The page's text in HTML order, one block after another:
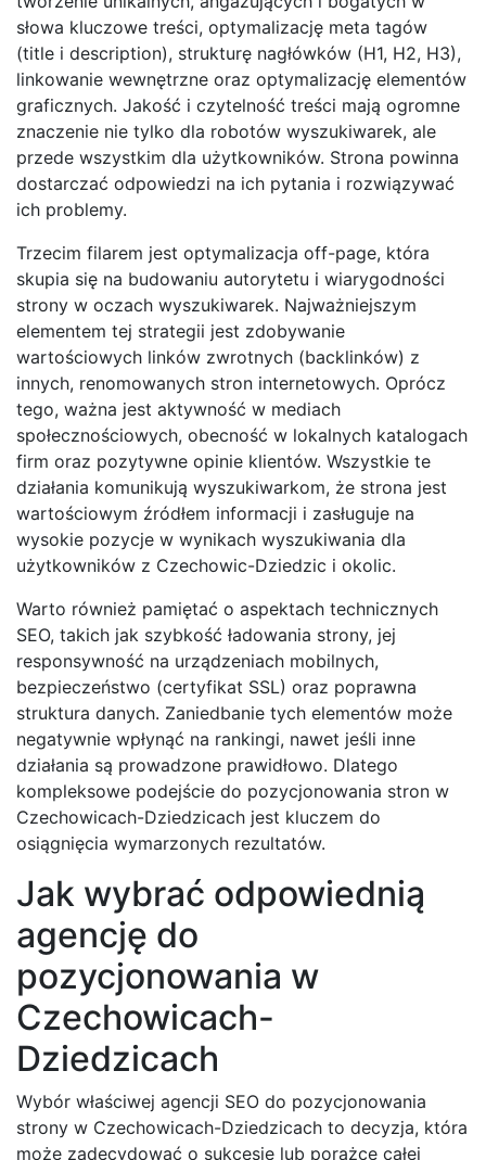
słowa kluczowe treści, optymalizację meta tagów
(title i description), strukturę nagłówków (H1, H2, H3),
linkowanie wewnętrzne oraz optymalizację elementów
graficznych. Jakość i czytelność treści mają ogromne
znaczenie nie tylko dla robotów wyszukiwarek, ale
przede wszystkim dla użytkowników. Strona powinna
dostarczać odpowiedzi na ich pytania i rozwiązywać
ich problemy.
Trzecim filarem jest optymalizacja off-page, która
skupia się na budowaniu autorytetu i wiarygodności
strony w oczach wyszukiwarek. Najważniejszym
elementem tej strategii jest zdobywanie
wartościowych linków zwrotnych (backlinków) z
innych, renomowanych stron internetowych. Oprócz
tego, ważna jest aktywność w mediach
społecznościowych, obecność w lokalnych katalogach
firm oraz pozytywne opinie klientów. Wszystkie te
działania komunikują wyszukiwarkom, że strona jest
wartościowym źródłem informacji i zasługuje na
wysokie pozycje w wynikach wyszukiwania dla
użytkowników z Czechowic-Dziedzic i okolic.
Warto również pamiętać o aspektach technicznych
SEO, takich jak szybkość ładowania strony, jej
responsywność na urządzeniach mobilnych,
bezpieczeństwo (certyfikat SSL) oraz poprawna
struktura danych. Zaniedbanie tych elementów może
negatywnie wpłynąć na rankingi, nawet jeśli inne
działania są prowadzone prawidłowo. Dlatego
kompleksowe podejście do pozycjonowania stron w
Czechowicach-Dziedzicach jest kluczem do
osiągnięcia wymarzonych rezultatów.
Jak wybrać odpowiednią
agencję do
pozycjonowania w
Czechowicach-
Dziedzicach
Wybór właściwej agencji SEO do pozycjonowania
strony w Czechowicach-Dziedzicach to decyzja, która
może zadecydować o sukcesie lub porażce całej